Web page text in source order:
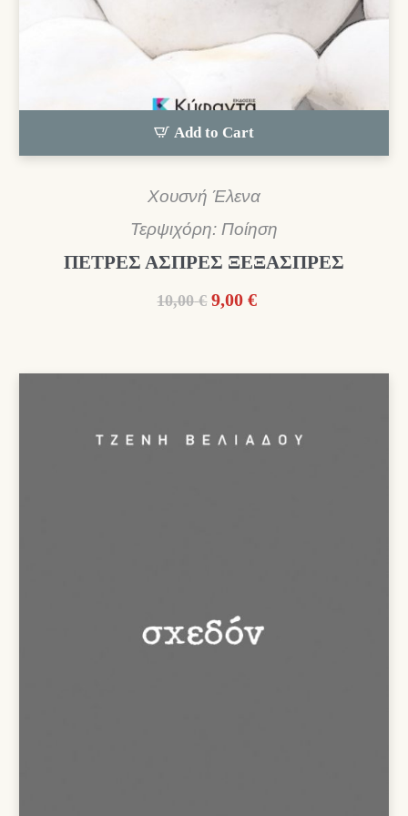
Add to Cart
Χουσνή Έλενα
Τερψιχόρη: Ποίηση
ΠΕΤΡΕΣ ΑΣΠΡΕΣ ΞΕΞΑΣΠΡΕΣ
10,00 € Original
10,00 €.
9,00 €Η
είναι: